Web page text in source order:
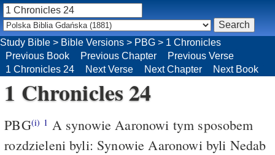
Study Bible > Bible Versions > PBG > 1 Chronicles
Previous Book
Previous Chapter
Previous Verse
1 Chronicles 24
Next Verse Next Chapter Next Book
1 Chronicles 24
PBG(i) 1 A synowie Aaronowi tym sposobem
rozdzieleni byli: Synowie Aaronowi byli Nedab